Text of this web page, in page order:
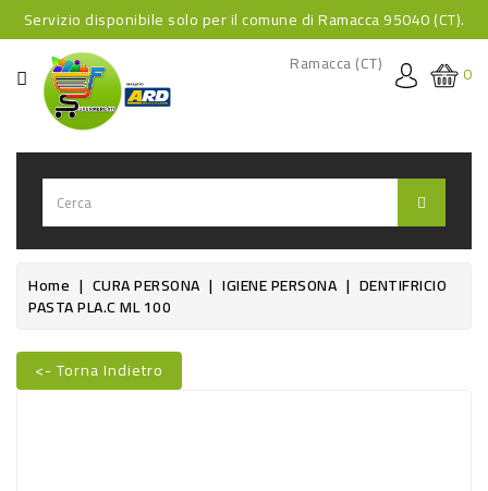
Servizio disponibile solo per il comune di Ramacca 95040 (CT).
CATEGORIA
HOME
BEVANDE
BEVANDE
ANALCOLICHE
ALCOLICHE
BEVANDE
CALDE
0
Ramacca (CT)
Home CURA PERSONA IGIENE PERSONA DENTIFRICIO
PASTA PLA.C ML 100
<- Torna Indietro